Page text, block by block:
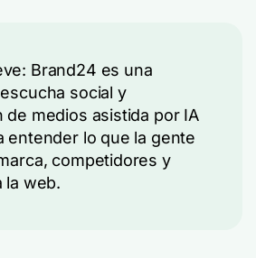
Brand24 es una
social y
de medios asistida por IA
entender lo que la gente
competidores y
la web.